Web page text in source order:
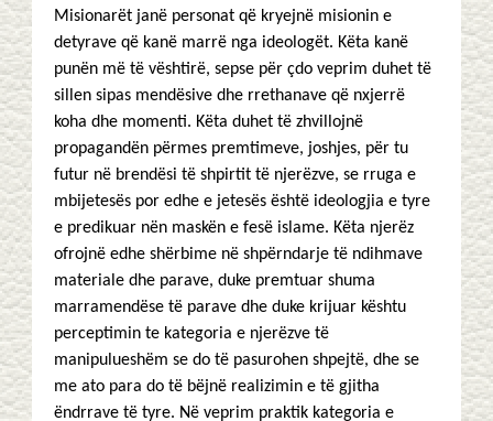
Misionarët janë personat që kryejnë misionin e
detyrave që kanë marrë nga ideologët. Këta kanë
punën më të vështirë, sepse për çdo veprim duhet të
sillen sipas mendësive dhe rrethanave që nxjerrë
koha dhe momenti. Këta duhet të zhvillojnë
propagandën përmes premtimeve, joshjes, për tu
futur në brendësi të shpirtit të njerëzve, se rruga e
mbijetesës por edhe e jetesës është ideologjia e tyre
e predikuar nën maskën e fesë islame. Këta njerëz
ofrojnë edhe shërbime në shpërndarje të ndihmave
materiale dhe parave, duke premtuar shuma
marramendëse të parave dhe duke krijuar kështu
perceptimin te kategoria e njerëzve të
manipulueshëm se do të pasurohen shpejtë, dhe se
me ato para do të bëjnë realizimin e të gjitha
ëndrrave të tyre. Në veprim praktik kategoria e